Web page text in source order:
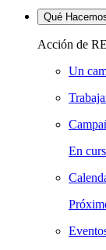
Qué
Acción de
Un
En